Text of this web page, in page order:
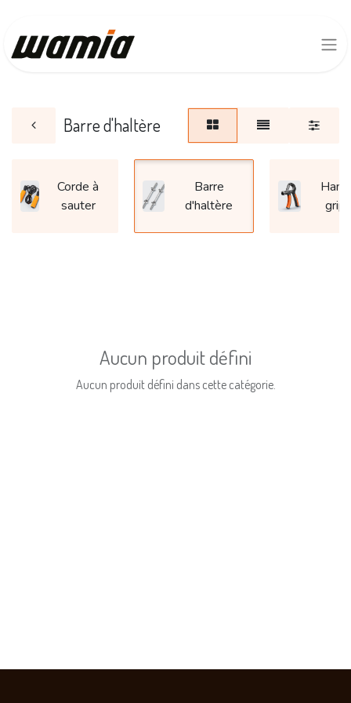
Barre d'haltère
Corde à
sauter
Barre
d'haltère
Hand
grip
Aucun produit défini
Aucun produit défini dans cette catégorie.